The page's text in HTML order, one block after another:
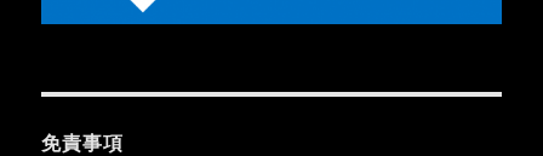
免責事項